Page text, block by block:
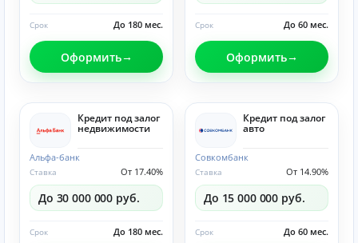
До 180 мес.
Срок
Оформить
До 60 мес.
Срок
Оформить
Кредит под залог
недвижимости
Альфа-банк
От 17.40%
Ставка
До 30 000 000 руб.
До 180 мес.
Срок
Кредит под залог
авто
Совкомбанк
От 14.90%
Ставка
До 15 000 000 руб.
До 60 мес.
Срок